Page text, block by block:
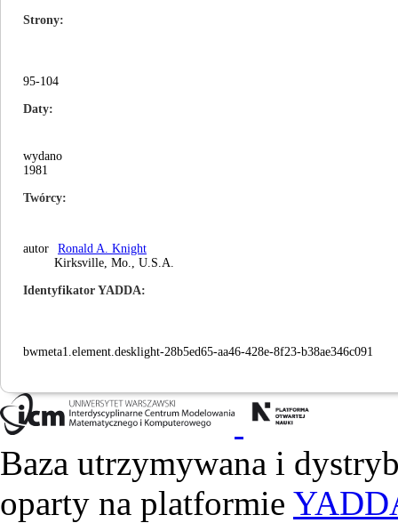
Strony
95-104
Daty
wydano
1981
Twórcy
autor
Ronald A. Knight
Kirksville, Mo., U.S.A.
Identyfikator YADDA
bwmeta1.element.desklight-28b5ed65-aa46-428e-8f23-b38ae346c091
Baza utrzymywana i
oparty na platformie